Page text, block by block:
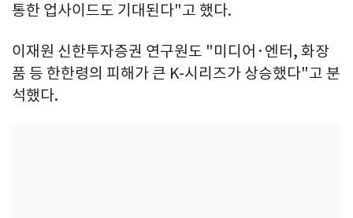
통한 업사이드도 기대된다"고 했다.
이재원 신한투자증권 연구원도 "미디어·엔터, 화장
품 등 한한령의 피해가 큰 K-시리즈가 상승했다"고 분
석했다.